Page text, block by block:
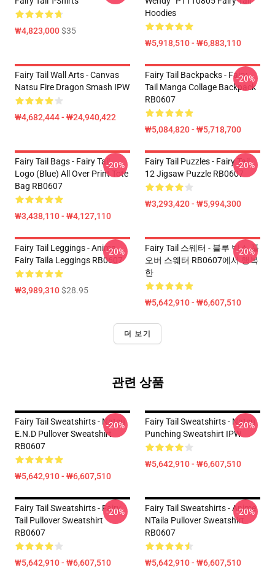
₩4,823,000$35
Hoodies
₩5,918,510 - ₩6,883,110
Fairy Tail Wall Arts - Canvas
Natsu Fire Dragon Smash IPW
₩4,682,444 - ₩24,940,422
Fairy Tail Backpacks - Fairy
Tail Manga Collage Backpack
RB0607
₩5,084,820 - ₩5,718,700
-20%
Fairy Tail Bags - Fairy Tail
Logo (blue) All Over Print Tote
Bag RB0607
₩3,438,110 - ₩4,127,110
-20%
Fairy Tail Puzzles - Fairy Tail
12 Jigsaw Puzzle RB0607
₩3,293,420 - ₩5,994,300
-20%
Fairy Tail Leggings - Anime
Fairy Taila Leggings RB0607
₩3,989,310$28.95
-20%
Fairy Tail 스웨터 - 블루 박스 풀
오버 스웨터 RB0607에서 행복
한
₩5,642,910 - ₩6,607,510
-20%
더 보기
관련 상품
Fairy Tail Sweatshirts - Natsu
E.N.D Pullover Sweatshirt
RB0607
₩5,642,910 - ₩6,607,510
-20%
Fairy Tail Sweatshirts - Natsu
Punching Sweatshirt IPW
₩5,642,910 - ₩6,607,510
-20%
Fairy Tail Sweatshirts - Fairy
Tail Pullover Sweatshirt
RB0607
₩5,642,910 - ₩6,607,510
-20%
Fairy Tail Sweatshirts - Anime
NTaila Pullover Sweatshirt
RB0607
₩5,642,910 - ₩6,607,510
-20%